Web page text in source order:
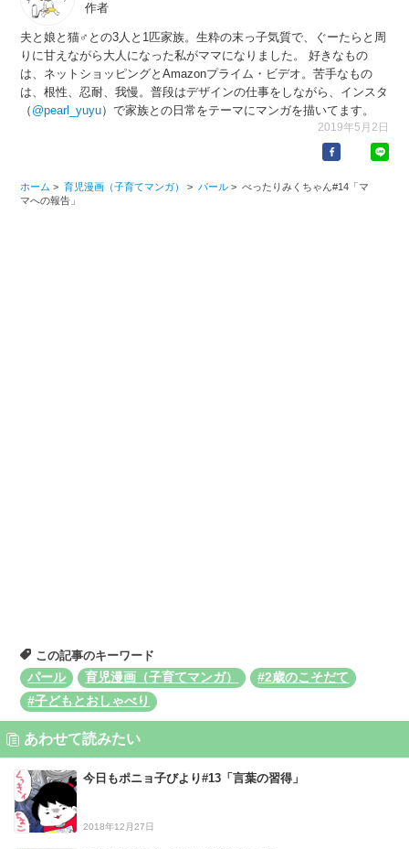
作者
夫と娘と猫♂との3人と1匹家族。生粋の末っ子気質で、ぐーたらと周
りに甘えながら大人になった私がママになりました。 好きなもの
は、ネットショッピングとAmazonプライム・ビデオ。苦手なもの
は、根性、忍耐、我慢。普段はデザインの仕事をしながら、インスタ
（ @pearl_yuyu）で家族との日常をテーマにマンガを描いてます。
2019年5月2日
ホーム > 育児漫画（子育てマンガ） > パール > べったりみくちゃん#14「マ
マへの報告」
この記事のキーワード
パール
育児漫画（子育てマンガ）
#2歳のこそだて
#子どもとおしゃべり
あわせて読みたい
今日もポニョ子びより#13「言葉の習得」
2018年12月27日